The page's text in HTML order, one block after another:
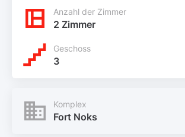
Anzahl der Zimmer
2 Zimmer
Geschoss
3
Komplex
Fort Noks